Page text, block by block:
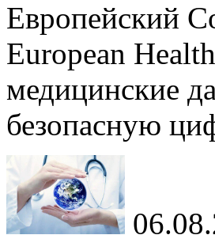
Европейский
European
медицинские
безопасную